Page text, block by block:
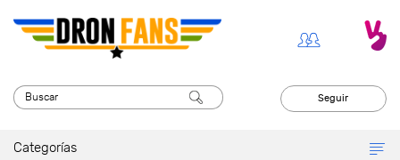
Seguir
Categorías